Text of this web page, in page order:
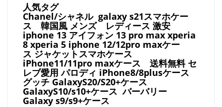
人気タグ
Chanel/シャネル galaxy s21スマホケー
ス 韓国風 メンズ レディース 激安
iphone 13 アイフォン 13 pro max xperia
8 xperia 5 iphone 12/12pro maxケー
ス ジャケットスマホケース
iPhone11/11pro maxケース 送料無料 セ
レブ愛用 パロディ iPhone8/8plusケース
グッチ GalaxyS20/S20+ケース
GalaxyS10/s10+ケース バーバリー
Galaxy s9/s9+ケース